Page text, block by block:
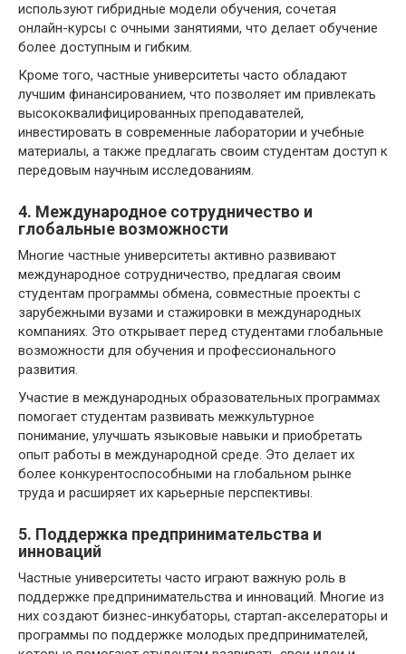
используют гибридные модели обучения, сочетая
онлайн-курсы с очными занятиями, что делает обучение
более доступным и гибким.
Кроме того, частные университеты часто обладают
лучшим финансированием, что позволяет им привлекать
высококвалифицированных преподавателей,
инвестировать в современные лаборатории и учебные
материалы, а также предлагать своим студентам доступ к
передовым научным исследованиям.
4. Международное сотрудничество и
глобальные возможности
Многие частные университеты активно развивают
международное сотрудничество, предлагая своим
студентам программы обмена, совместные проекты с
зарубежными вузами и стажировки в международных
компаниях. Это открывает перед студентами глобальные
возможности для обучения и профессионального
развития.
Участие в международных образовательных программах
помогает студентам развивать межкультурное
понимание, улучшать языковые навыки и приобретать
опыт работы в международной среде. Это делает их
более конкурентоспособными на глобальном рынке
труда и расширяет их карьерные перспективы.
5. Поддержка предпринимательства и
инноваций
Частные университеты часто играют важную роль в
поддержке предпринимательства и инноваций. Многие из
них создают бизнес-инкубаторы, стартап-акселераторы и
программы по поддержке молодых предпринимателей,